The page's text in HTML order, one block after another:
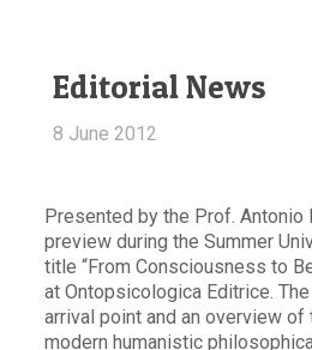
Editorial News
8 June 2012
Presented by the Prof. Antonio
preview during the Summer
title “From Consciousness to
at Ontopsicologica Editrice.
arrival point and an overview
modern humanistic